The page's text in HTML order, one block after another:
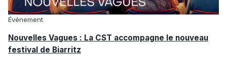
Événement
Nouvelles Vagues : La CST accompagne le nouveau
festival de Biarritz